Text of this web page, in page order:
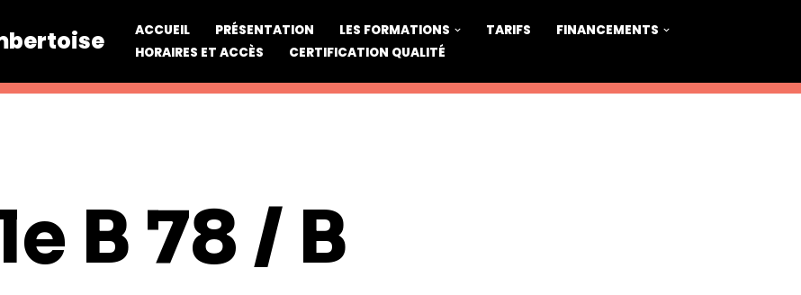
ACCUEIL PRÉSENTATION LES FORMATIONS TARIFS
FINANCEMENTS
HORAIRES ET ACCÈS
CERTIFICATION QUALITÉ
B 78 / B